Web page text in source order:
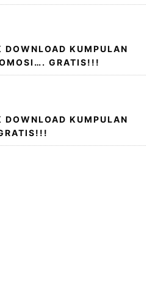
KUMPULAN
GRATIS!!!
KUMPULAN